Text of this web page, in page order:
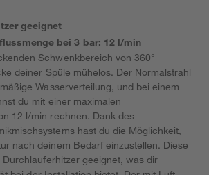
geeignet
bei 3 bar: 12 l/min
Schwenkbereich von 360°
deiner Spüle mühelos. Der Normalstrahl
Wasserverteilung, und bei einem
du mit einer maximalen
12 l/min rechnen. Dank des
hast du die Möglichkeit,
nach deinem Bedarf einzustellen. Diese
geeignet, was dir